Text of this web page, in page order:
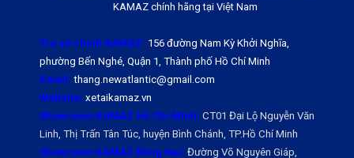
KAMAZ chính hãng tại Việt Nam
Trụ sở chính KAMAZ: 156 đường Nam Kỳ Khởi Nghĩa,
phường Bến Nghé, Quận 1, Thành phố Hồ Chí Minh
Email: thang.newatlantic@gmail.com
Website: xetaikamaz.vn
Showroom KAMAZ Hồ Chí Minh: CT01 Đại Lộ Nguyễn Văn
Linh, Thị Trấn Tân Túc, huyện Bình Chánh, TP.Hồ Chí Minh
Showroom KAMAZ Đồng Nai: Đường Võ Nguyên Giáp,